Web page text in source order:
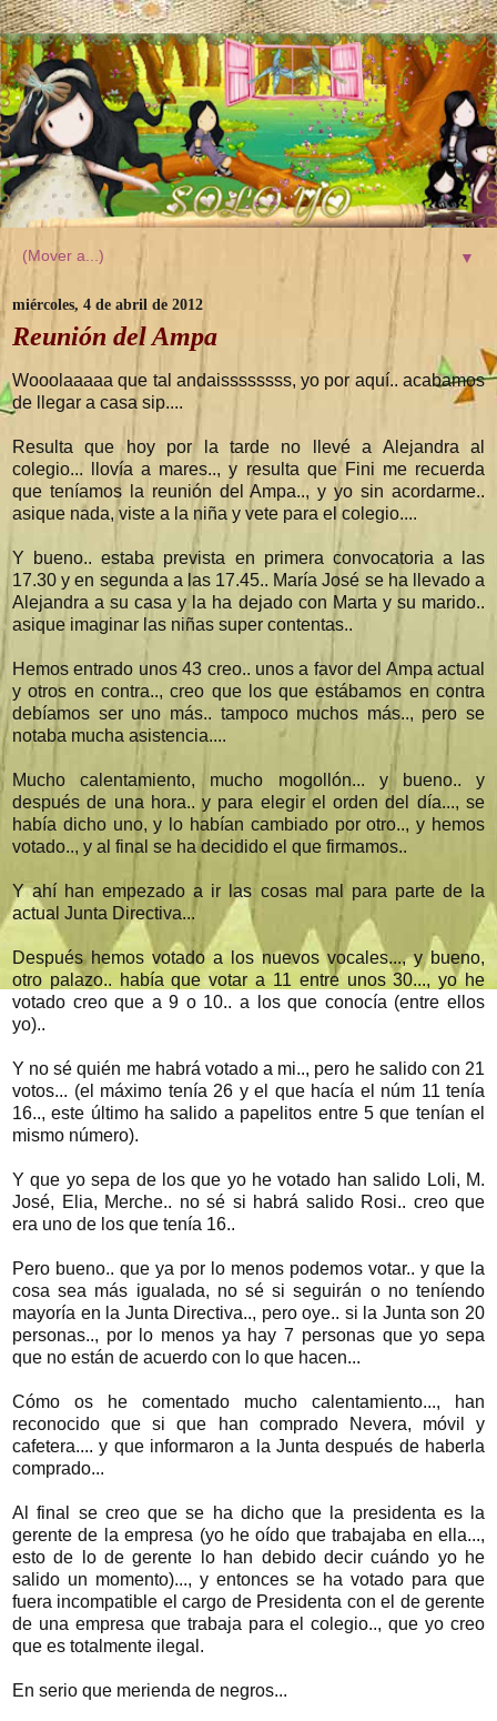
▼
miércoles, 4 de abril de 2012
Reunión del Ampa
Wooolaaaaa que tal andaissssssss, yo por aquí.. acabamos
de llegar a casa sip....
Resulta que hoy por la tarde no llevé a Alejandra al
colegio... llovía a mares.., y resulta que Fini me recuerda
que teníamos la reunión del Ampa.., y yo sin acordarme..
asique nada, viste a la niña y vete para el colegio....
Y bueno.. estaba prevista en primera convocatoria a las
17.30 y en segunda a las 17.45.. María José se ha llevado a
Alejandra a su casa y la ha dejado con Marta y su marido..
asique imaginar las niñas super contentas..
Hemos entrado unos 43 creo.. unos a favor del Ampa actual
y otros en contra.., creo que los que estábamos en contra
debíamos ser uno más.. tampoco muchos más.., pero se
notaba mucha asistencia....
Mucho calentamiento, mucho mogollón... y bueno.. y
después de una hora.. y para elegir el orden del día..., se
había dicho uno, y lo habían cambiado por otro.., y hemos
votado.., y al final se ha decidido el que firmamos..
Y ahí han empezado a ir las cosas mal para parte de la
actual Junta Directiva...
Después hemos votado a los nuevos vocales..., y bueno,
otro palazo.. había que votar a 11 entre unos 30..., yo he
votado creo que a 9 o 10.. a los que conocía (entre ellos
yo)..
Y no sé quién me habrá votado a mi.., pero he salido con 21
votos... (el máximo tenía 26 y el que hacía el núm 11 tenía
16.., este último ha salido a papelitos entre 5 que tenían el
mismo número).
Y que yo sepa de los que yo he votado han salido Loli, M.
José, Elia, Merche.. no sé si habrá salido Rosi.. creo que
era uno de los que tenía 16..
Pero bueno.. que ya por lo menos podemos votar.. y que la
cosa sea más igualada, no sé si seguirán o no teníendo
mayoría en la Junta Directiva.., pero oye.. si la Junta son 20
personas.., por lo menos ya hay 7 personas que yo sepa
que no están de acuerdo con lo que hacen...
Cómo os he comentado mucho calentamiento..., han
reconocido que si que han comprado Nevera, móvil y
cafetera.... y que informaron a la Junta después de haberla
comprado...
Al final se creo que se ha dicho que la presidenta es la
gerente de la empresa (yo he oído que trabajaba en ella...,
esto de lo de gerente lo han debido decir cuándo yo he
salido un momento)..., y entonces se ha votado para que
fuera incompatible el cargo de Presidenta con el de gerente
de una empresa que trabaja para el colegio.., que yo creo
que es totalmente ilegal.
En serio que merienda de negros...